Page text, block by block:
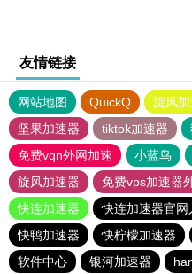
友情链接
网站地图 QuickQ 旋风
坚果加速器
tiktok加速器
免费vqn外网加速
小蓝鸟
旋风加速器
免费vps加速器
快连加速器
快连加速器官网
快鸭加速器
快柠檬加速器
软件中心
银河加速器